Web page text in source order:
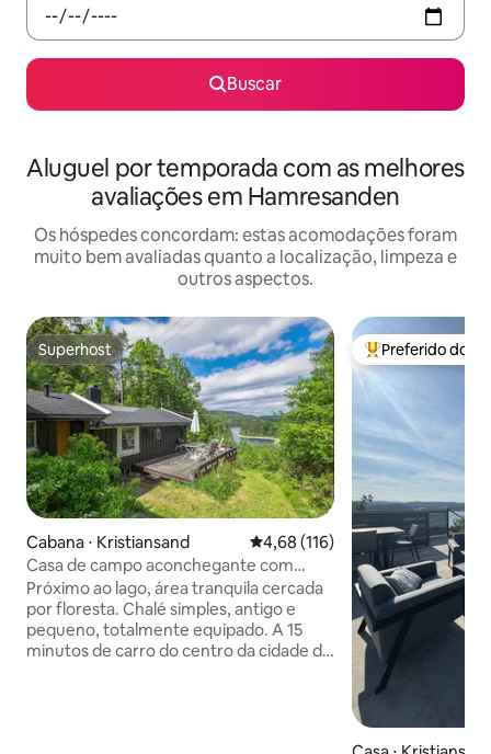
Buscar
Aluguel por temporada com as melhores
avaliações em Hamresanden
Os hóspedes concordam: estas acomodações foram
muito bem avaliadas quanto a localização, limpeza e
outros aspectos.
Superhost
Superhost
Cabana ⋅ Kristiansand 4,68 de uma avaliação média de
4,68 (116)
Casa de campo aconchegante com
vistas encantadoras, perto do centro de
KRS
Próximo ao lago, área tranquila cercada
por floresta. Chalé simples, antigo e
pequeno, totalmente equipado. A 15
minutos de carro do centro da cidade de
Entre os
Preferido dos